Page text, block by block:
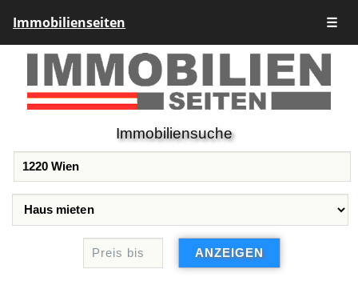
Immobilienseiten ☰
Immobiliensuche